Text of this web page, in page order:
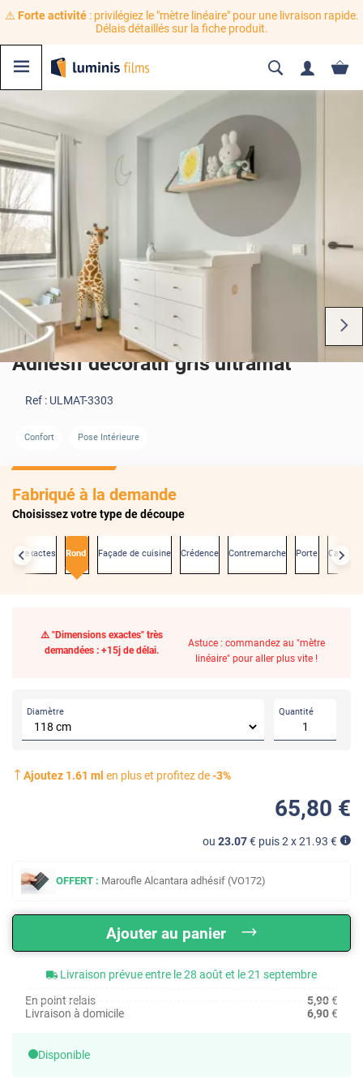
⚠️ Forte activité: privilégiez le "mètre linéaire" pour une livraison rapide.
Délais détaillés sur la fiche produit.
Adhésif décoratif gris ultramat
Ref : ULMAT-3303
Confort Pose Intérieure
Fabriqué à la demande
Choisissez votre type de découpe
exactes Rond Façade de cuisine Crédence Contremarche Porte
⚠️ "Dimensions exactes" très
demandées : +15j de délai.
Astuce : commandez au "mètre
linéaire" pour aller plus vite !
Diamètre Quantité
Ajoutez 1.61 ml en plus et profitez de-3%
65,80 €
ou 23.07€ puis 2 x21.93 €
OFFERT : Maroufle Alcantara adhésif (VO172)
Ajouter au panier
Livraison prévue entre le 28 août et le 21 septembre
En point relais
5,90€
Livraison à domicile
6,90€
Disponible